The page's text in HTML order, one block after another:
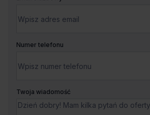
Numer telefonu
Twoja wiadomość